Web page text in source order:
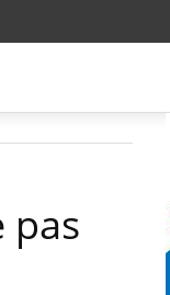
pas